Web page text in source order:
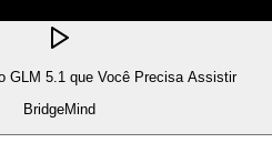
GLM 5.1 que Você Precisa Assistir
BridgeMind